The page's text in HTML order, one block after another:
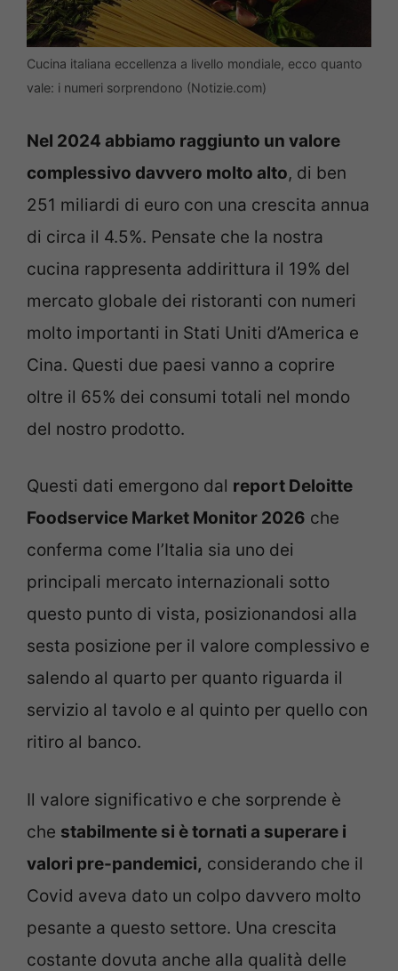
Cucina italiana eccellenza a livello mondiale, ecco quanto
vale: i numeri sorprendono (Notizie.com)
Nel 2024 abbiamo raggiunto un valore
complessivo davvero molto alto, di ben
251 miliardi di euro con una crescita annua
di circa il 4.5%. Pensate che la nostra
cucina rappresenta addirittura il 19% del
mercato globale dei ristoranti con numeri
molto importanti in Stati Uniti d’America e
Cina. Questi due paesi vanno a coprire
oltre il 65% dei consumi totali nel mondo
del nostro prodotto.
Questi dati emergono dal report Deloitte
Foodservice Market Monitor 2026 che
conferma come l’Italia sia uno dei
principali mercato internazionali sotto
questo punto di vista, posizionandosi alla
sesta posizione per il valore complessivo e
salendo al quarto per quanto riguarda il
servizio al tavolo e al quinto per quello con
ritiro al banco.
Il valore significativo e che sorprende è
che stabilmente si è tornati a superare i
valori pre-pandemici, considerando che il
Covid aveva dato un colpo davvero molto
pesante a questo settore. Una crescita
costante dovuta anche alla qualità delle